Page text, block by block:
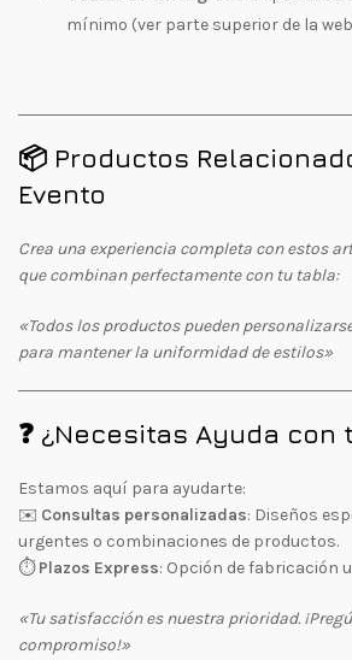
mínimo (ver parte superior de la
📦 Productos
Evento
Crea una experiencia completa con estos
que combinan perfectamente con tu tabla:
«Todos los productos pueden
para mantener la uniformidad de estilos»
❓ ¿Necesitas Ayuda con
Estamos aquí para ayudarte:
✉️ Consultas personalizadas: Diseños
urgentes o combinaciones de productos.
⏱Plazos Express: Opción de fabricación
«Tu satisfacción es nuestra prioridad.
compromiso!»